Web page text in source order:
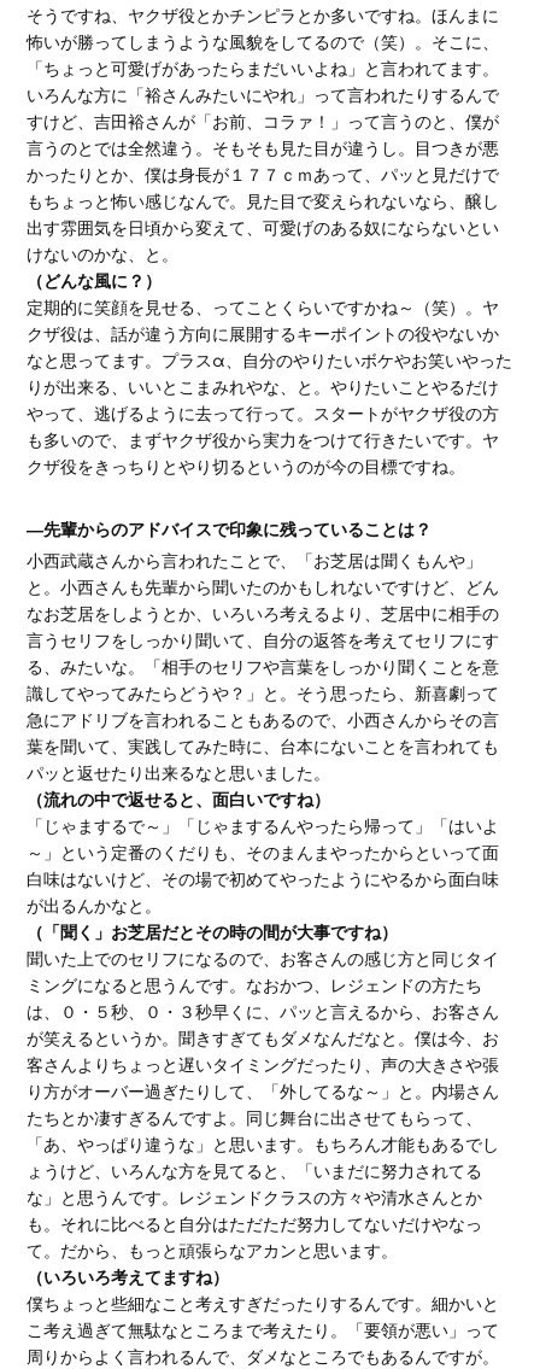
そうですね、ヤクザ役とかチンピラとか多いですね。ほんまに
怖いが勝ってしまうような風貌をしてるので（笑）。そこに、
「ちょっと可愛げがあったらまだいいよね」と言われてます。
いろんな方に「裕さんみたいにやれ」って言われたりするんで
すけど、吉田裕さんが「お前、コラァ！」って言うのと、僕が
言うのとでは全然違う。そもそも見た目が違うし。目つきが悪
かったりとか、僕は身長が１７７ｃｍあって、パッと見だけで
もちょっと怖い感じなんで。見た目で変えられないなら、醸し
出す雰囲気を日頃から変えて、可愛げのある奴にならないとい
けないのかな、と。
（どんな風に？）
定期的に笑顔を見せる、ってことくらいですかね～（笑）。ヤ
クザ役は、話が違う方向に展開するキーポイントの役やないか
なと思ってます。プラスα、自分のやりたいボケやお笑いやった
りが出来る、いいとこまみれやな、と。やりたいことやるだけ
やって、逃げるように去って行って。スタートがヤクザ役の方
も多いので、まずヤクザ役から実力をつけて行きたいです。ヤ
クザ役をきっちりとやり切るというのが今の目標ですね。
―先輩からのアドバイスで印象に残っていることは？
小西武蔵さんから言われたことで、「お芝居は聞くもんや」
と。小西さんも先輩から聞いたのかもしれないですけど、どん
なお芝居をしようとか、いろいろ考えるより、芝居中に相手の
言うセリフをしっかり聞いて、自分の返答を考えてセリフにす
る、みたいな。「相手のセリフや言葉をしっかり聞くことを意
識してやってみたらどうや？」と。そう思ったら、新喜劇って
急にアドリブを言われることもあるので、小西さんからその言
葉を聞いて、実践してみた時に、台本にないことを言われても
パッと返せたり出来るなと思いました。
（流れの中で返せると、面白いですね）
「じゃまするで～」「じゃまするんやったら帰って」「はいよ
～」という定番のくだりも、そのまんまやったからといって面
白味はないけど、その場で初めてやったようにやるから面白味
が出るんかなと。
（「聞く」お芝居だとその時の間が大事ですね）
聞いた上でのセリフになるので、お客さんの感じ方と同じタイ
ミングになると思うんです。なおかつ、レジェンドの方たち
は、０・５秒、０・３秒早くに、パッと言えるから、お客さん
が笑えるというか。聞きすぎてもダメなんだなと。僕は今、お
客さんよりちょっと遅いタイミングだったり、声の大きさや張
り方がオーバー過ぎたりして、「外してるな～」と。内場さん
たちとか凄すぎるんですよ。同じ舞台に出させてもらって、
「あ、やっぱり違うな」と思います。もちろん才能もあるでし
ょうけど、いろんな方を見てると、「いまだに努力されてる
な」と思うんです。レジェンドクラスの方々や清水さんとか
も。それに比べると自分はただただ努力してないだけやなっ
て。だから、もっと頑張らなアカンと思います。
（いろいろ考えてますね）
僕ちょっと些細なこと考えすぎだったりするんです。細かいと
こ考え過ぎて無駄なところまで考えたり。「要領が悪い」って
周りからよく言われるんで、ダメなところでもあるんですが。